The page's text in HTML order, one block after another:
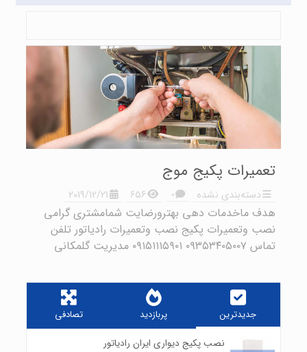
تعمیرات پکیج موج
دسته‌بندی نشده ۰ ۶۵۶ 2019/12/21
هدف ماخدمات دهی بهترورضایت شمامشتری گرامی
نصب وتعمیرات پکیج نصب وتعمیرات رادیاتور تلفن
تماس ۰۹۳۵۳۴۰۵۰۰۷ ۰۹۱۵۱۱۱۵۹۰۱ مدیریت گلمکانی
جدیدترین پربازدید تصادفی
۰ نصب پکیج دیواری ایران رادیاتور